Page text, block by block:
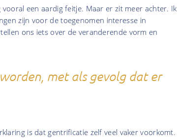
een aardig feitje. Maar er zit meer achter. Ik
zijn voor de toegenomen interesse in
ons iets over de veranderende vorm en
met als gevolg dat er
is dat gentrificatie zelf veel vaker voorkomt.